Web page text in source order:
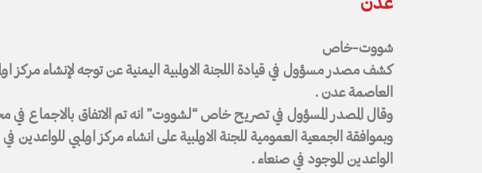
عدن
شووت-خاص
كشف مصدر مسؤول في قيادة اللجنة الاولمبية اليمنية عن توجه لإنشاء مركز
العاصمة عدن .
وقال المصدر المسؤول في تصريح خاص “لشووت” انه تم الاتفاق بالاجماع في
وبموافقة الجمعية العمومية للجنة الاولمبية على انشاء مركز اولمبي للواعدين
الواعدين الموجود في صنعاء .